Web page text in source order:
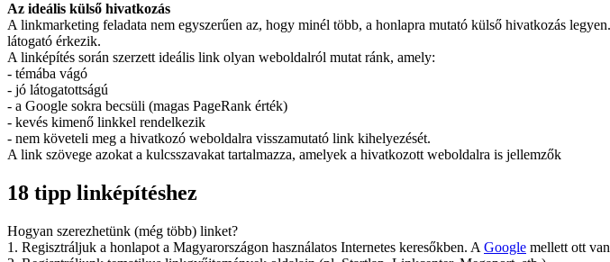
Az ideális külső hivatkozás
A linkmarketing feladata nem egyszerűen az, hogy minél több, a honlapra mutató külső hivatkozás
látogató érkezik.
A linképítés során szerzett ideális link olyan weboldalról mutat ránk, amely:
- témába vágó
- jó látogatottságú
- a Google sokra becsüli (magas PageRank érték)
- kevés kimenő linkkel rendelkezik
- nem követeli meg a hivatkozó weboldalra visszamutató link kihelyezését.
A link szövege azokat a kulcsszavakat tartalmazza, amelyek a hivatkozott weboldalra is jellemzők
18 tipp linképítéshez
Hogyan szerezhetünk (még több) linket?
1. Regisztráljuk a honlapot a Magyarországon használatos Internetes keresőkben. A Google mellett ott